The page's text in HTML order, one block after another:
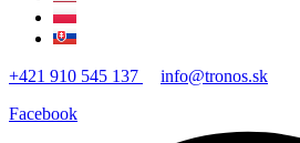
+421 910 545 137
info@tronos.sk
Facebook